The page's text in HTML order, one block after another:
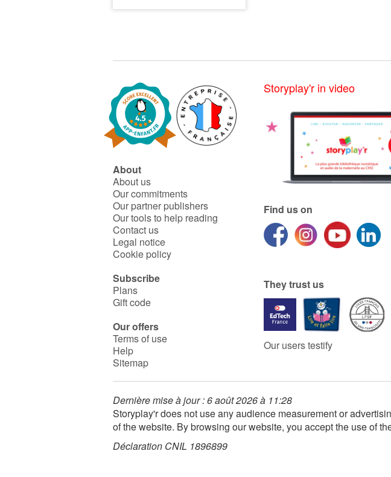
About
About us
Our commitments
Our partner publishers
Our tools to help reading
Contact us
Legal notice
Cookie policy
Subscribe
Plans
Gift code
Our offers
Terms of use
Help
Sitemap
Storyplay'r in video
Find us on
They trust us
Our users testify
Dernière mise à jour : 6 août 2026 à 11:28
Storyplay'r does not use any audience measurement or
of the website. By browsing our website, you accept the use of
Déclaration CNIL 1896899